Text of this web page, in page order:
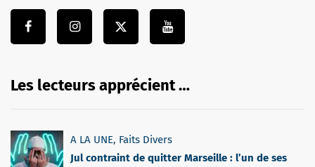
Les lecteurs apprécient …
A LA UNE, Faits Divers
Jul contraint de quitter Marseille : l’un de ses